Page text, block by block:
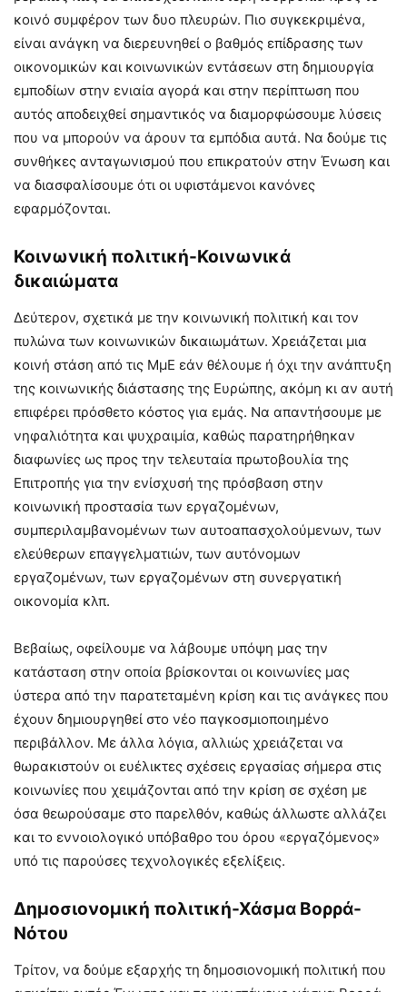
κοινό συμφέρον των δυο πλευρών. Πιο συγκεκριμένα,
είναι ανάγκη να διερευνηθεί ο βαθμός επίδρασης των
οικονομικών και κοινωνικών εντάσεων στη δημιουργία
εμποδίων στην ενιαία αγορά και στην περίπτωση που
αυτός αποδειχθεί σημαντικός να διαμορφώσουμε λύσεις
που να μπορούν να άρουν τα εμπόδια αυτά. Να δούμε τις
συνθήκες ανταγωνισμού που επικρατούν στην Ένωση και
να διασφαλίσουμε ότι οι υφιστάμενοι κανόνες
εφαρμόζονται.
Κοινωνική πολιτική-Κοινωνικά
δικαιώματα
Δεύτερον, σχετικά με την κοινωνική πολιτική και τον
πυλώνα των κοινωνικών δικαιωμάτων. Χρειάζεται μια
κοινή στάση από τις ΜμΕ εάν θέλουμε ή όχι την ανάπτυξη
της κοινωνικής διάστασης της Ευρώπης, ακόμη κι αν αυτή
επιφέρει πρόσθετο κόστος για εμάς. Να απαντήσουμε με
νηφαλιότητα και ψυχραιμία, καθώς παρατηρήθηκαν
διαφωνίες ως προς την τελευταία πρωτοβουλία της
Επιτροπής για την ενίσχυσή της πρόσβαση στην
κοινωνική προστασία των εργαζομένων,
συμπεριλαμβανομένων των αυτοαπασχολούμενων, των
ελεύθερων επαγγελματιών, των αυτόνομων
εργαζομένων, των εργαζομένων στη συνεργατική
οικονομία κλπ.
Βεβαίως, οφείλουμε να λάβουμε υπόψη μας την
κατάσταση στην οποία βρίσκονται οι κοινωνίες μας
ύστερα από την παρατεταμένη κρίση και τις ανάγκες που
έχουν δημιουργηθεί στο νέο παγκοσμιοποιημένο
περιβάλλον. Με άλλα λόγια, αλλιώς χρειάζεται να
θωρακιστούν οι ευέλικτες σχέσεις εργασίας σήμερα στις
κοινωνίες που χειμάζονται από την κρίση σε σχέση με
όσα θεωρούσαμε στο παρελθόν, καθώς άλλωστε αλλάζει
και το εννοιολογικό υπόβαθρο του όρου «εργαζόμενος»
υπό τις παρούσες τεχνολογικές εξελίξεις.
Δημοσιονομική πολιτική-Χάσμα Βορρά-
Νότου
Τρίτον, να δούμε εξαρχής τη δημοσιονομική πολιτική που